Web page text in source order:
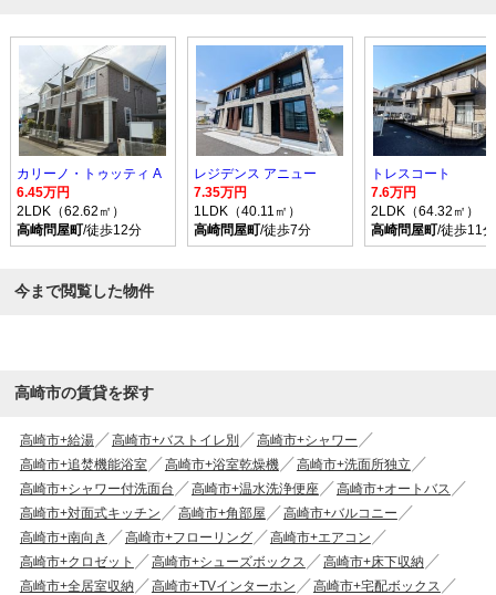
カリーノ・トゥッティ A
6.45万円
2LDK（62.62㎡）
高崎問屋町/徒歩12分
レジデンス アニュー
7.35万円
1LDK（40.11㎡）
高崎問屋町/徒歩7分
トレスコート
7.6万円
2LDK（64.32㎡）
高崎問屋町/徒歩11分
今まで閲覧した物件
高崎市の賃貸を探す
高崎市+給湯 高崎市+バストイレ別
高崎市+シャワー
高崎市+追焚機能浴室
高崎市+浴室乾燥機
高崎市+洗面所独立
高崎市+シャワー付洗面台
高崎市+温水洗浄便座
高崎市+オートバス
高崎市+対面式キッチン
高崎市+角部屋
高崎市+バルコニー
高崎市+南向き
高崎市+フローリング
高崎市+エアコン
高崎市+クロゼット
高崎市+シューズボックス
高崎市+床下収納
高崎市+全居室収納
高崎市+TVインターホン
高崎市+宅配ボックス